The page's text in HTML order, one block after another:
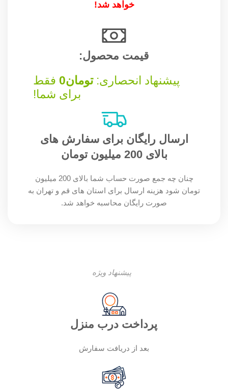
خواهد شد!
قیمت محصول:​
پیشنهاد انحصاری:تومان0 فقط
برای شما!
ارسال رایگان برای سفارش های
بالای 200 میلیون تومان
چنان چه جمع صورت حساب شما بالای 200 میلیون
تومان شود هزینه ارسال برای استان های قم و تهران به
صورت رایگان محاسبه خواهد شد.
پیشنهاد ویژه
پرداخت درب منزل
بعد از دریافت سفارش